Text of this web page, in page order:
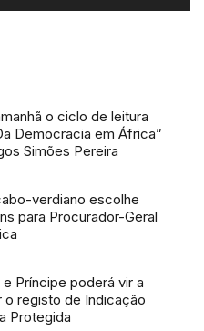
o ciclo de leitura
Democracia em África”
Simões Pereira
verdiano escolhe
para Procurador-Geral
e Príncipe poderá vir a
o registo de Indicação
Protegida